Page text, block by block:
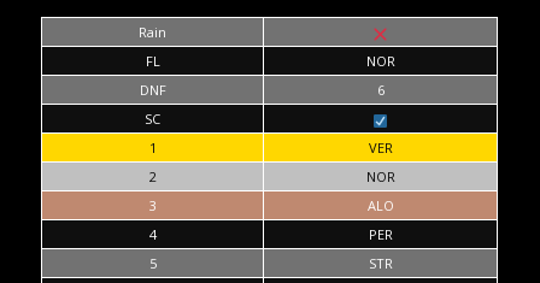
Rain
FL
NOR
DNF
6
SC
1
VER
2
NOR
3
ALO
4
PER
5
STR